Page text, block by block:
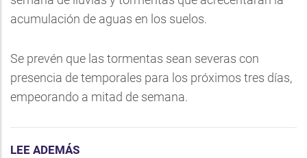
acumulación de aguas en los suelos.
Se prevén que las tormentas sean severas con
presencia de temporales para los próximos tres días,
empeorando a mitad de semana.
LEE ADEMÁS